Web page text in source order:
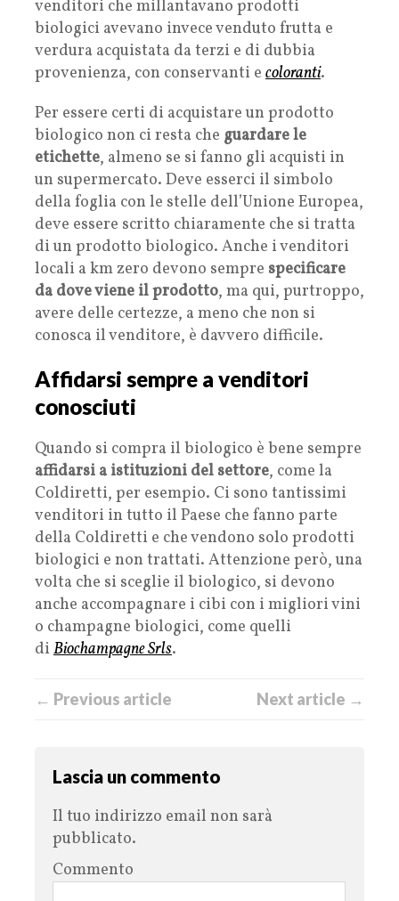
venditori che millantavano prodotti
biologici avevano invece venduto frutta e
verdura acquistata da terzi e di dubbia
provenienza, con conservanti e coloranti.
Per essere certi di acquistare un prodotto
biologico non ci resta che guardare le
etichette, almeno se si fanno gli acquisti in
un supermercato. Deve esserci il simbolo
della foglia con le stelle dell’Unione Europea,
deve essere scritto chiaramente che si tratta
di un prodotto biologico. Anche i venditori
locali a km zero devono sempre specificare
da dove viene il prodotto, ma qui, purtroppo,
avere delle certezze, a meno che non si
conosca il venditore, è davvero difficile.
Affidarsi sempre a venditori
conosciuti
Quando si compra il biologico è bene sempre
affidarsi a istituzioni del settore, come la
Coldiretti, per esempio. Ci sono tantissimi
venditori in tutto il Paese che fanno parte
della Coldiretti e che vendono solo prodotti
biologici e non trattati. Attenzione però, una
volta che si sceglie il biologico, si devono
anche accompagnare i cibi con i migliori vini
o champagne biologici, come quelli
di Biochampagne Srls.
← Previous article Next article →
Lascia un commento
Il tuo indirizzo email non sarà
pubblicato.
Commento